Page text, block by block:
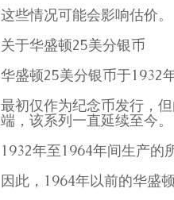
这些情况可能会影响估价。
关于华盛顿25美分银币
华盛顿25美分银币于1932
最初仅作为纪念币发行，
端，该系列一直延续至今。
1932年至1964年间生产的
因此，1964年以前的华盛